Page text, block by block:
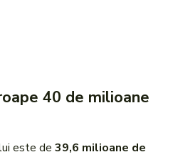
40 de milioane
este de 39,6 milioane de